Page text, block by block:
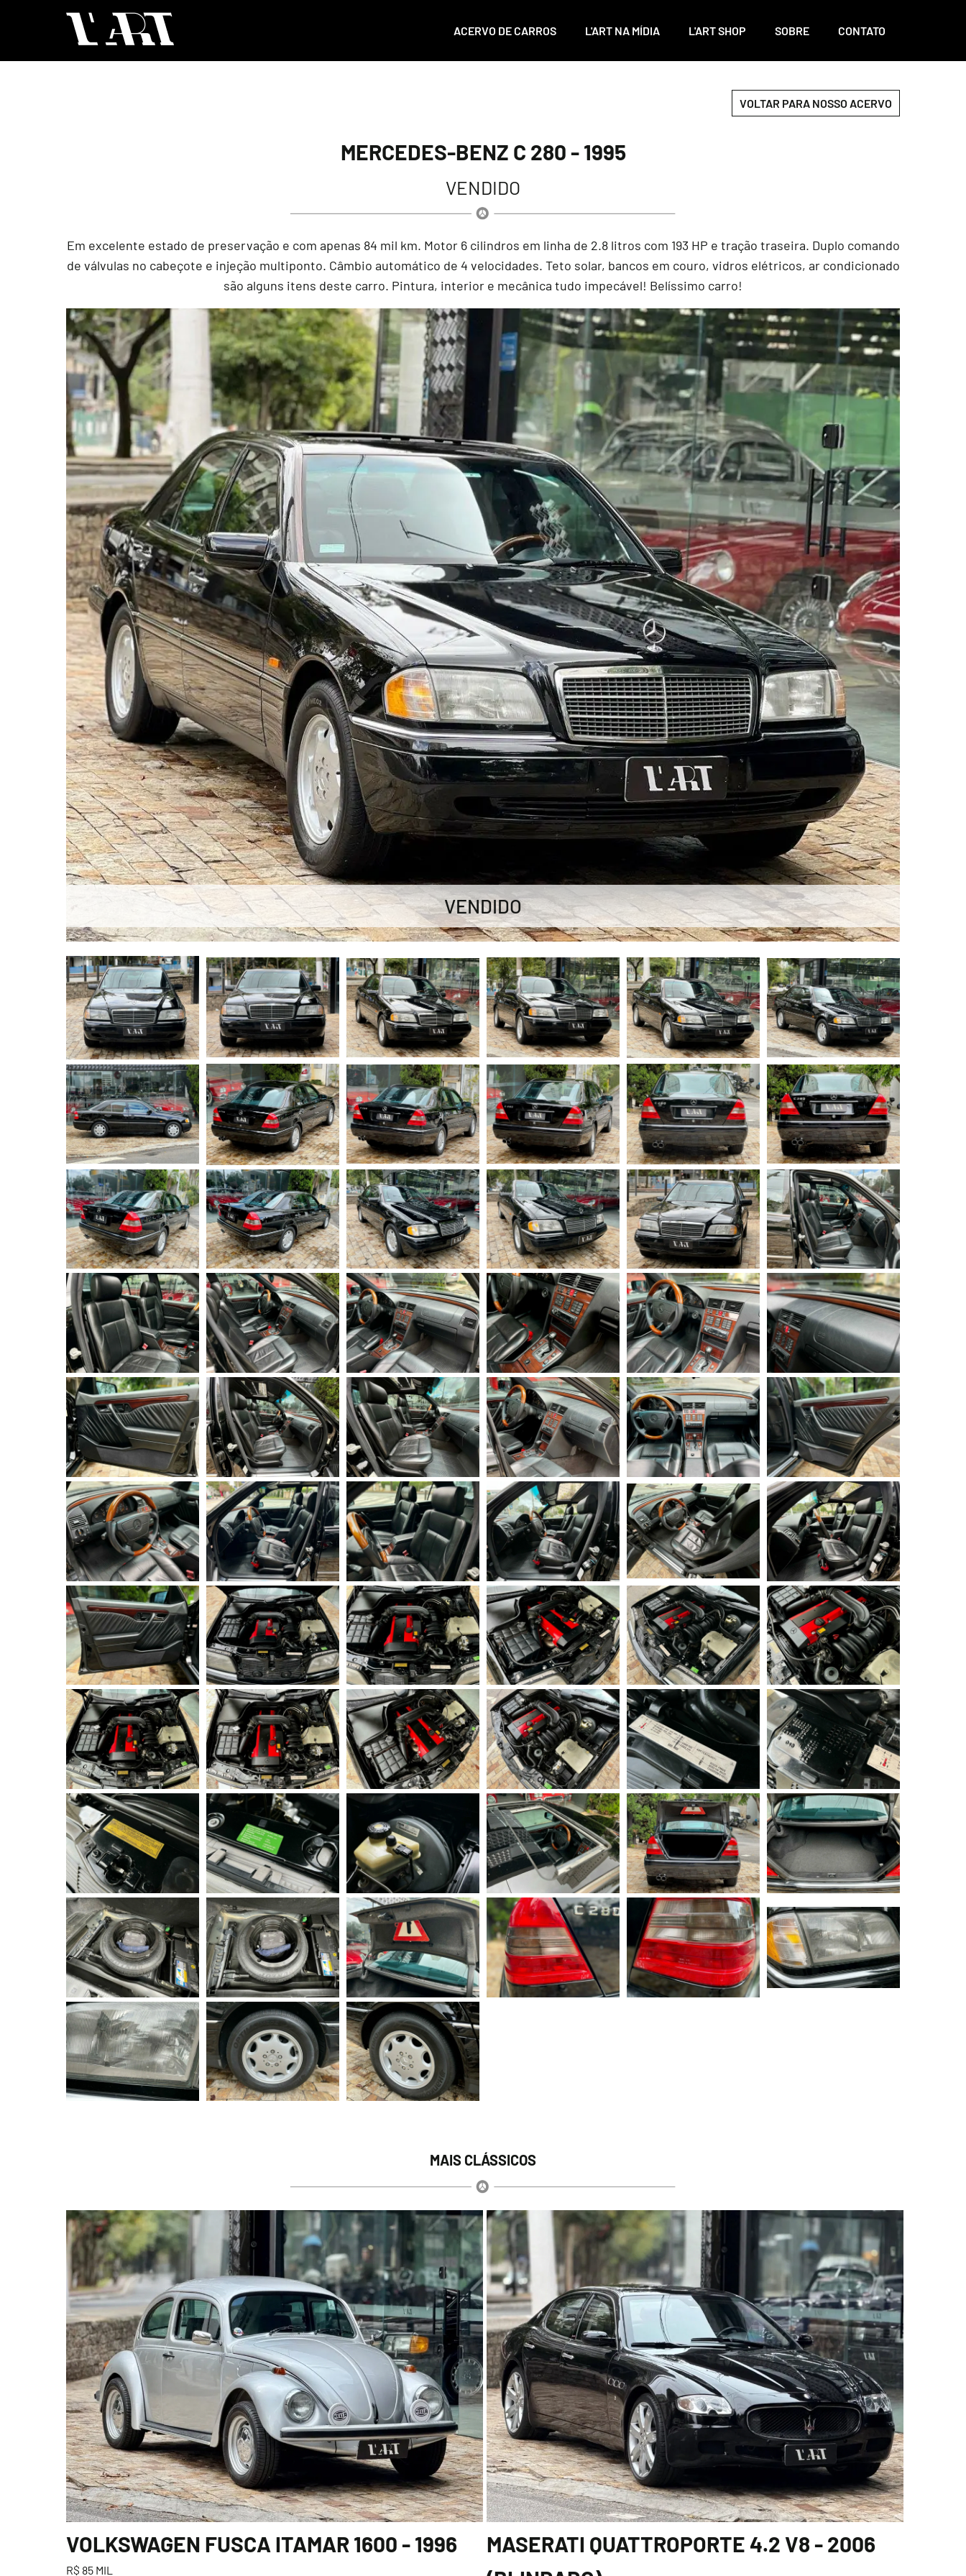
ACERVO DE CARROS L'ART NA MÍDIA L'ART SHOP SOBRE CONTATO
VOLTAR PARA NOSSO ACERVO
MERCEDES-BENZ C 280 - 1995
VENDIDO
Em excelente estado de preservação e com apenas 84 mil km. Motor 6 cilindros em linha de 2.8 litros com 193 HP e tração traseira. Duplo comando
de válvulas no cabeçote e injeção multiponto. Câmbio automático de 4 velocidades. Teto solar, bancos em couro, vidros elétricos, ar condicionado
são alguns itens deste carro. Pintura, interior e mecânica tudo impecável! Belíssimo carro!
VENDIDO
MAIS CLÁSSICOS
VOLKSWAGEN FUSCA ITAMAR 1600 - 1996
R$ 85 MIL
MASERATI QUATTROPORTE 4.2 V8 - 2006